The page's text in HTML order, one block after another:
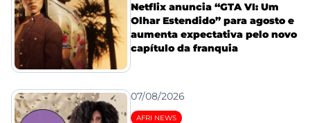
Netflix anuncia “GTA VI: Um
Olhar Estendido” para agosto e
aumenta expectativa pelo novo
capítulo da franquia
07/08/2026
AFRI NEWS